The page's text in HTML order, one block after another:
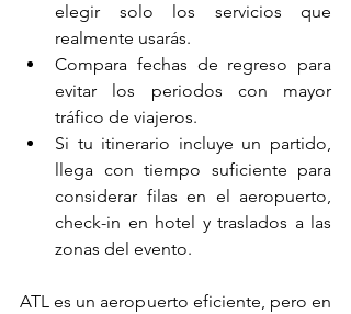
elegir solo los servicios que
realmente usarás.
Compara fechas de regreso para
evitar los periodos con mayor
tráfico de viajeros.
Si tu itinerario incluye un partido,
llega con tiempo suficiente para
considerar filas en el aeropuerto,
check-in en hotel y traslados a las
zonas del evento.
ATL es un aeropuerto eficiente, pero en